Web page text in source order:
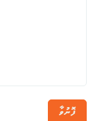
ފޮނުވާ